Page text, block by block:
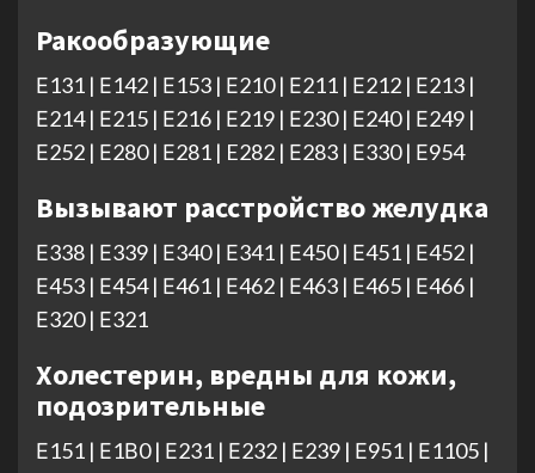
Ракообразующие
Е131 | Е142 | Е153 | Е210 | Е211 | Е212 | Е213 |
Е214 | Е215 | Е216 | Е219 | Е230 | Е240 | Е249 |
Е252 | Е280 | Е281 | E282 | Е283 | Е330 | Е954
Вызывают расстройство желудка
Е338 | Е339 | Е340 | Е341 | Е450 | Е451 | Е452 |
Е453 | Е454 | Е461 | Е462 | Е463 | Е465 | Е466 |
Е320 | Е321
Холестерин, вредны для кожи,
подозрительные
Е151 | Е1В0 | Е231 | Е232 | Е239 | Е951 | Е1105 |